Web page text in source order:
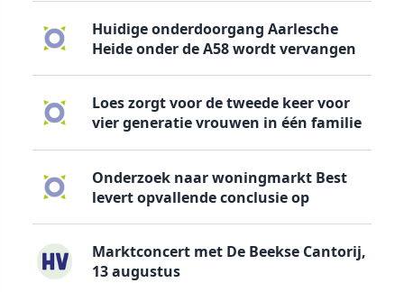
Huidige onderdoorgang Aarlesche
Heide onder de A58 wordt vervangen
Loes zorgt voor de tweede keer voor
vier generatie vrouwen in één familie
Onderzoek naar woningmarkt Best
levert opvallende conclusie op
Marktconcert met De Beekse Cantorij,
13 augustus